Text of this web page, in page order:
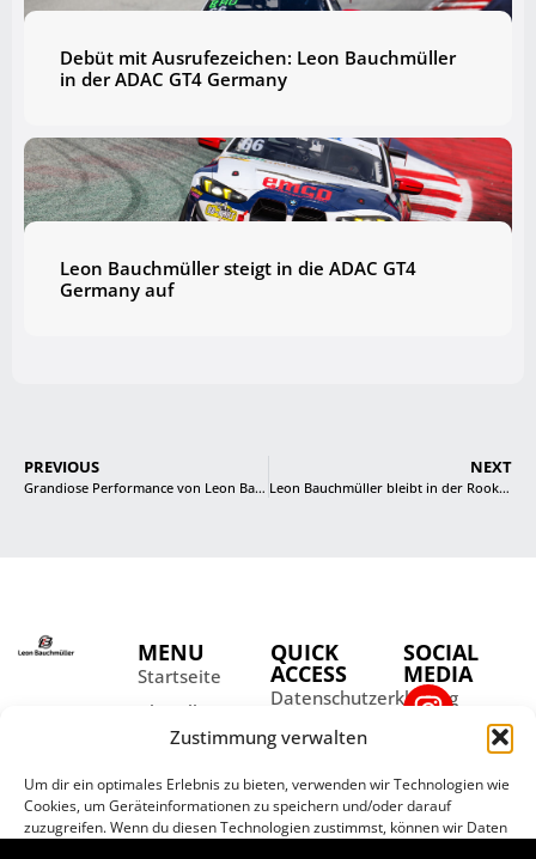
Zustimmung verwalten
Um dir ein optimales Erlebnis zu bieten, verwenden wir Technologien wie
Cookies, um Geräteinformationen zu speichern und/oder darauf
zuzugreifen. Wenn du diesen Technologien zustimmst, können wir Daten
Debüt mit Ausrufezeichen: Leon Bauchmüller
in der ADAC GT4 Germany
Leon Bauchmüller steigt in die ADAC GT4
Germany auf
PREVIOUS
Grandiose Performance von Leon Bauchmüller in Ampfing
NEXT
Leon Bauchmüller bleibt in der Rookie-Wertung weiter auf Platz eins
MENU
Startseite
Aktuelles
Über Leon
Partner
Galerie
QUICK
ACCESS
Datenschutzerklärung
Impressum
SOCIAL
MEDIA